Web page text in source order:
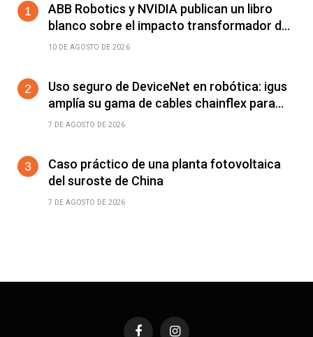
ABB Robotics y NVIDIA publican un libro
blanco sobre el impacto transformador de
la IA física en la fabricación
10 DE AGOSTO DE 2026
Uso seguro de DeviceNet en robótica: igus
amplía su gama de cables chainflex para
torsión de ±360°/m
7 DE AGOSTO DE 2026
Caso práctico de una planta fotovoltaica
del suroste de China
7 DE AGOSTO DE 2026